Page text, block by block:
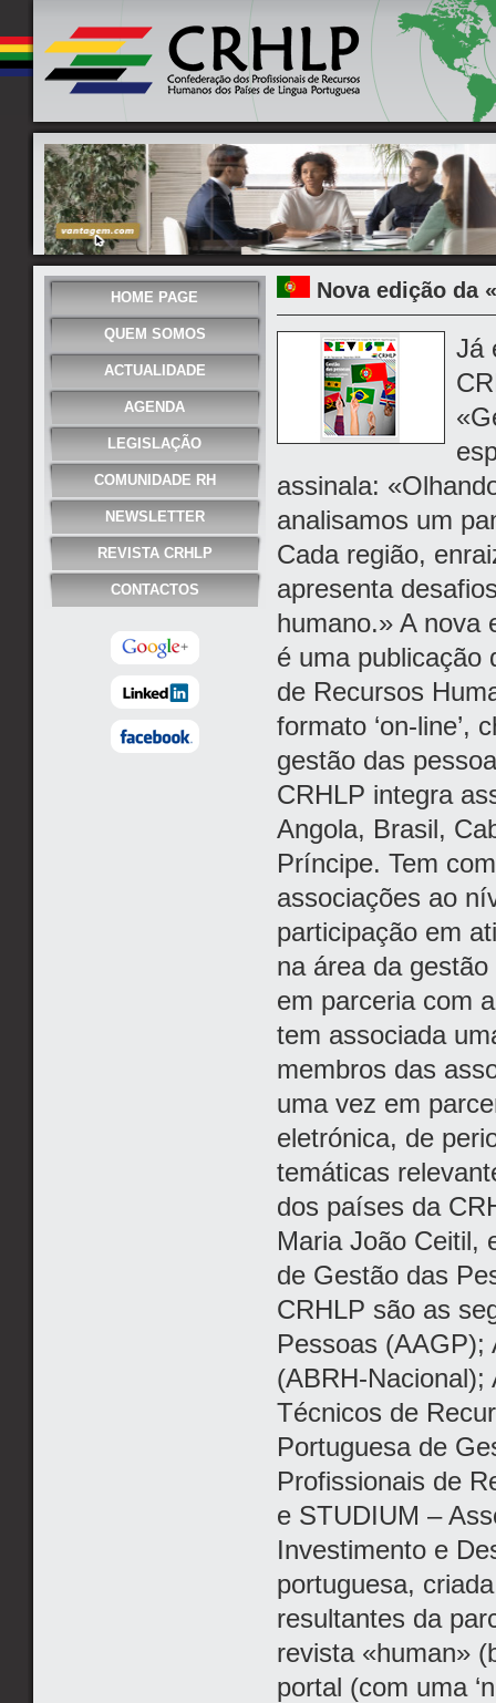
HOME PAGE
QUEM SOMOS
ACTUALIDADE
AGENDA
LEGISLAÇÃO
COMUNIDADE RH
NEWSLETTER
REVISTA CRHLP
CONTACTOS
Nova edição da
Já
assinala:
analisamos um
Cada região,
apresenta
humano.» A nova
é uma publicação
de Recursos
formato ‘on-line’,
gestão das
CRHLP integra
Angola, Brasil,
Príncipe. Tem
associações ao
participação em
na área da
em parceria com
tem associada
membros das
uma vez em
eletrónica, de
temáticas
dos países da
Maria João Ceitil,
de Gestão das
CRHLP são as
Pessoas (AAGP);
(ABRH-Nacional);
Técnicos de
Portuguesa de
Profissionais de
e STUDIUM –
Investimento e
portuguesa,
resultantes da
revista «human»
portal (com uma